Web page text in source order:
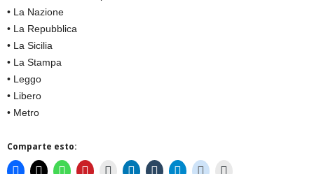
• La Nazione
• La Repubblica
• La Sicilia
• La Stampa
• Leggo
• Libero
• Metro
Comparte esto: